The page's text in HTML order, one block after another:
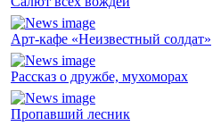
Арт-кафе «Неизвестный солдат»
Рассказ о дружбе, мухоморах
Пропавший лесник